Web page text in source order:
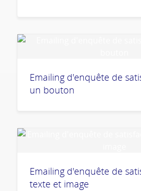
Emailing d'enquête de
un bouton
Emailing d'enquête de
texte et image